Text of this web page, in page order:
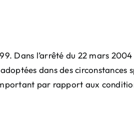
Dans l’arrêté du 22 mars
dans des circonstances
par rapport aux